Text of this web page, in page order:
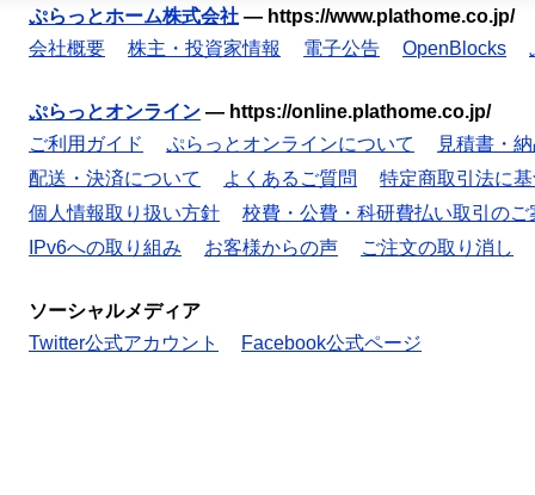
ぷらっとホーム株式会社 — https://www.plathome.co.jp/
会社概要
株主・投資家情報 電子公告 OpenBlocks
ぷらっとオンライン — https://online.plathome.co.jp/
ご利用ガイド
ぷらっとオンラインについて
見積書・
配送・決済について
よくあるご質問
特定商取引法に
個人情報取り扱い方針
校費・公費・科研費払い取引のご
IPv6への取り組み
お客様からの声 ご注文の取り消し
ソーシャルメディア
Twitter公式アカウント
Facebook公式ページ